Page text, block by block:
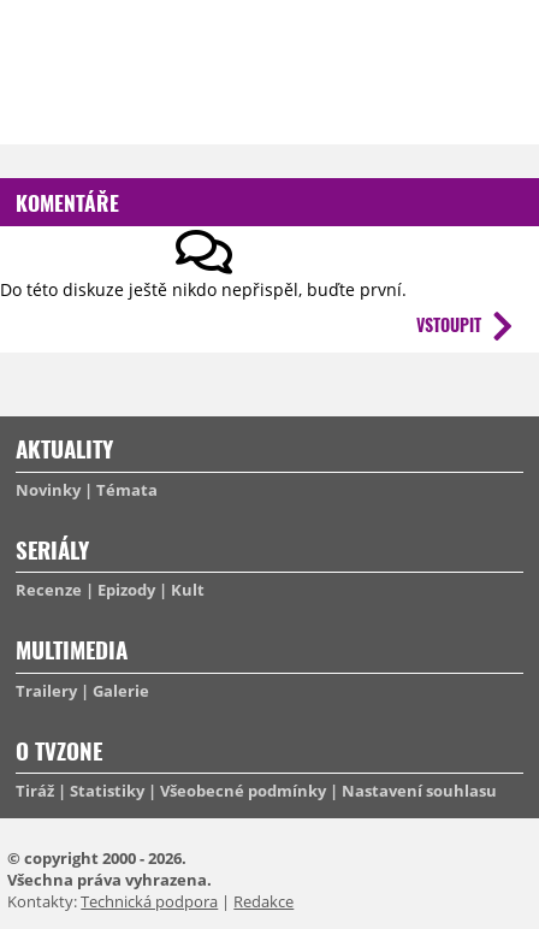
KOMENTÁŘE
Do této diskuze ještě nikdo nepřispěl, buďte první.
VSTOUPIT
AKTUALITY
Novinky Témata
SERIÁLY
Recenze Epizody Kult
MULTIMEDIA
Trailery Galerie
O TVZONE
Tiráž Statistiky Všeobecné podmínky Nastavení souhlasu
© copyright 2000 - 2026.
Všechna práva vyhrazena.
Kontakty:Technická podpora | Redakce